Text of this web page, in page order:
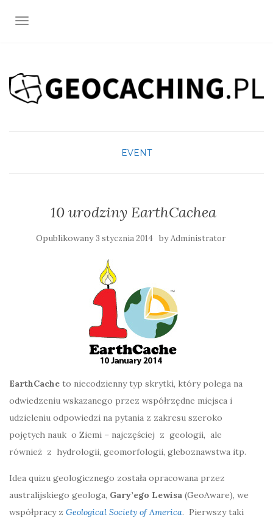
TOGGLE NAVIGATION
EVENT
10 urodziny EarthCachea
Opublikowany 3 stycznia 2014 byAdministrator
EarthCache to niecodzienny typ skrytki, który polega na
odwiedzeniu wskazanego przez współrzędne miejsca i
udzieleniu odpowiedzi na pytania z zakresu szeroko
pojętych nauk o Ziemi – najczęściej z geologii, ale
również z hydrologii, geomorfologii, gleboznawstwa itp.
Idea quizu geologicznego została opracowana przez
australijskiego geologa, Gary’ego Lewisa (GeoAware), we
współpracy z Geological Society of America. Pierwszy taki